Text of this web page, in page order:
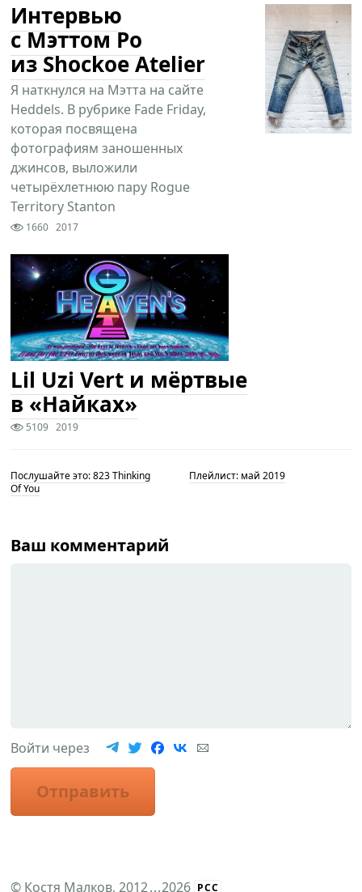
Интервью
с Мэттом Ро
из Shockoe Atelier
Я наткнулся на Мэтта на сайте
Heddels. В рубрике Fade Friday,
которая посвящена
фотографиям заношенных
джинсов, выложили
четырёхлетнюю пару Rogue
Territory Stanton
1660 2017
Lil Uzi Vert и мёртвые
в «Найках»
5109 2019
Послушайте это: 823 Thinking
Of You
Плейлист: май 2019
Ваш комментарий
Войти через
Отправить
© Костя Малков, 2012...2026 РСС